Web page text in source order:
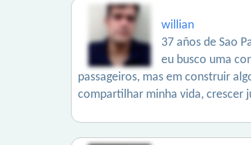
willian
37 años de Sao
eu busco uma
passageiros, mas em construir
compartilhar minha vida, crescer